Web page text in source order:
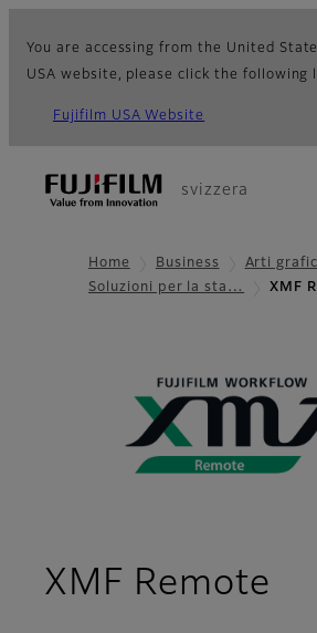
You are accessing from the United
USA website, please click the following
Fujifilm USA Website
svizzera
Home Business
Arti
Soluzioni per la sta…
XMF
XMF Remote